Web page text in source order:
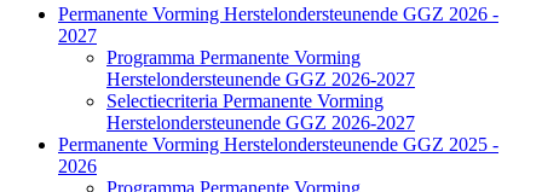
Side
Navigation
Permanente Vorming Herstelondersteunende GGZ 2026 -
2027
Programma Permanente Vorming
Herstelondersteunende GGZ 2026-2027
Selectiecriteria Permanente Vorming
Herstelondersteunende GGZ 2026-2027
Permanente Vorming Herstelondersteunende GGZ 2025 -
2026
Programma Permanente Vorming